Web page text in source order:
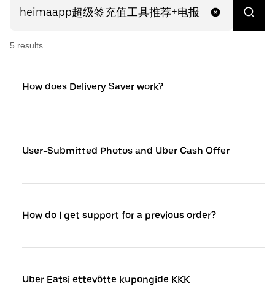
5 results
How does Delivery Saver work?
User-Submitted Photos and Uber Cash Offer
How do I get support for a previous order?
Uber Eatsi ettevõtte kupongide KKK